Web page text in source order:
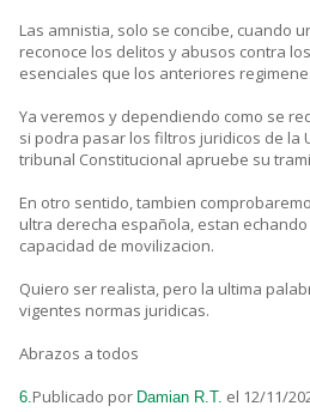
Las amnistia, solo se concibe, cuando
reconoce los delitos y abusos contra
esenciales que los anteriores
Ya veremos y dependiendo como se
si podra pasar los filtros juridicos de la
tribunal Constitucional apruebe su
En otro sentido, tambien
ultra derecha española, estan
capacidad de movilizacion.
Quiero ser realista, pero la ultima
vigentes normas juridicas.
Abrazos a todos
6.Publicado por Damian R.T. el 12/11/